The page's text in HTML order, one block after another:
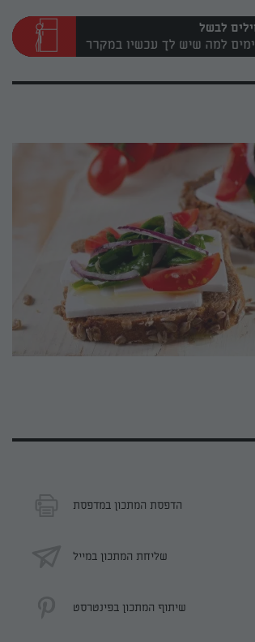
לבשל
הדפסת המתכון במדפסת
שליחת המתכון במייל
שיתוף המתכון בפינטרסט